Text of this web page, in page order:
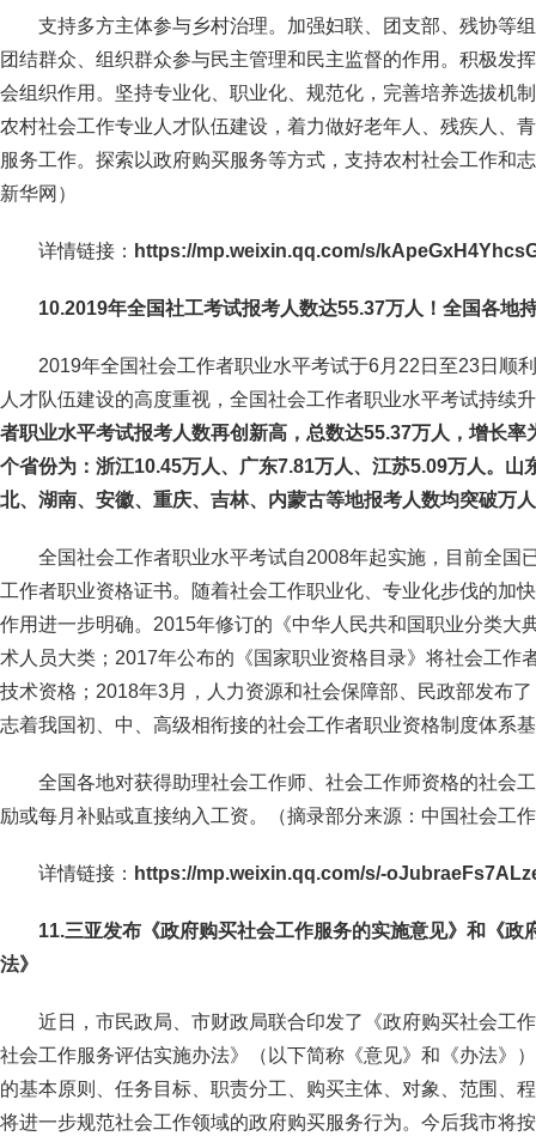
支持多方主体参与乡村治理。加强妇联、团支部、残协等
团结群众、组织群众参与民主管理和民主监督的作用。积极发
会组织作用。坚持专业化、职业化、规范化，完善培养选拔机
农村社会工作专业人才队伍建设，着力做好老年人、残疾人、
服务工作。探索以政府购买服务等方式，支持农村社会工作和
新华网）
详情链接： https://mp.weixin.qq.com/s/
10.2019年全国社工考试报考人数达55.37万人！全国各地
2019年全国社会工作者职业水平考试于6月22日至23日顺
人才队伍建设的高度重视，全国社会工作者职业水平考试持续
者职业水平考试报考人数再创新高，总数达55.37万人，增长
个省份为：浙江10.45万人、广东7.81万人、江苏5.09万人。山
北、湖南、安徽、重庆、吉林、内蒙古等地报考人数均突破万
全国社会工作者职业水平考试自2008年起实施，目前全国
工作者职业资格证书。随着社会工作职业化、专业化步伐的加
作用进一步明确。2015年修订的《中华人民共和国职业分类大
术人员大类；2017年公布的《国家职业资格目录》将社会工作
技术资格；2018年3月，人力资源和社会保障部、民政部发布
志着我国初、中、高级相衔接的社会工作者职业资格制度体系
全国各地对获得助理社会工作师、社会工作师资格的社会
励或每月补贴或直接纳入工资。（摘录部分来源：中国社会工
详情链接： https://mp.weixin.qq.com/s/-
11.三亚发布《政府购买社会工作服务的实施意见》和《政
法》
近日，市民政局、市财政局联合印发了《政府购买社会工
社会工作服务评估实施办法》（以下简称《意见》和《办法》
的基本原则、任务目标、职责分工、购买主体、对象、范围、
将进一步规范社会工作领域的政府购买服务行为。今后我市将